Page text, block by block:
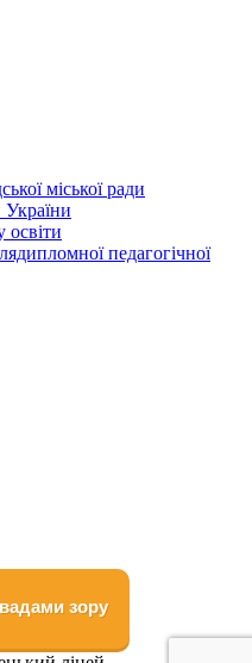
міської ради
України
освіти
педагогічної
зору